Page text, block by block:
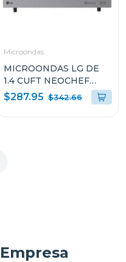
Microondas
MICROONDAS LG DE
1.4 CUFT NEOCHEF
SMART INVERTER
MJ1466APR
$287.95 $342.66
Empresa